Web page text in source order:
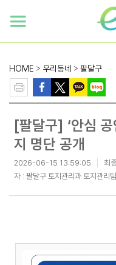
HOME > 우리동네 > 팔달구
[팔달구] ‘안심 공
지 명단 공개
2026-06-15 13:59:05 최
자 : 팔달구 토지관리과 토지관리